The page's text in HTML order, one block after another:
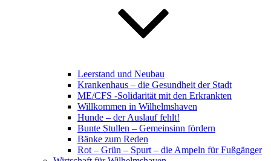
Leerstand und Neubau
Krankenhaus – die Gesundheit der Stadt
ME/CFS -Solidarität mit den Erkrankten
Willkommen in Wilhelmshaven
Hunde – der Auslauf fehlt!
Bunte Stullen – Gemeinsinn fördern
Bänke zum Reden
Rot – Grün – Spurt – die Ampeln für Fußgänger